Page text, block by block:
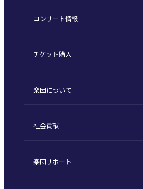
コンサート情報
定期演奏会
東京オペラシティシリーズ
特別演奏会など
その他の公演
チケット購入
定期会員券 / セット券
1回券
楽団について
東京交響楽団とは
指揮者
社会貢献
川崎市 - フランチャイズ
楽団サポート